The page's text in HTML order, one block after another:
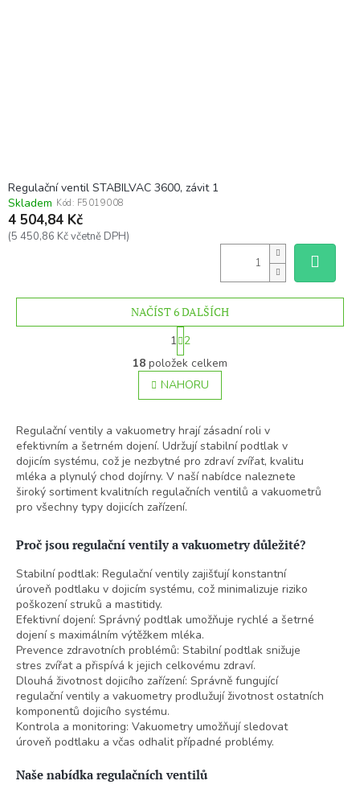
Regulační ventil STABILVAC 3600, závit 1
Skladem Kód: F5019008
4 504,84 Kč
(5 450,86 Kč včetně DPH)
O
v
l
á
a
c
í
p
r
v
v
ý
p
i
s
u
NAČÍST 6 DALŠÍCH
S
t
r
á
n
k
v
á
n
í
1 2
18 položek celkem
NAHORU
Regulační ventily a vakuometry hrají zásadní roli v
efektivním a šetrném dojení. Udržují stabilní podtlak v
dojicím systému, což je nezbytné pro zdraví zvířat, kvalitu
mléka a plynulý chod dojírny. V naší nabídce naleznete
široký sortiment kvalitních regulačních ventilů a vakuometrů
pro všechny typy dojicích zařízení.
Proč jsou regulační ventily a vakuometry důležité?
Stabilní podtlak: Regulační ventily zajišťují konstantní
úroveň podtlaku v dojicím systému, což minimalizuje riziko
poškození struků a mastitidy.
Efektivní dojení: Správný podtlak umožňuje rychlé a šetrné
dojení s maximálním výtěžkem mléka.
Prevence zdravotních problémů: Stabilní podtlak snižuje
stres zvířat a přispívá k jejich celkovému zdraví.
Dlouhá životnost dojicího zařízení: Správně fungující
regulační ventily a vakuometry prodlužují životnost ostatních
komponentů dojicího systému.
Kontrola a monitoring: Vakuometry umožňují sledovat
úroveň podtlaku a včas odhalit případné problémy.
Naše nabídka regulačních ventilů